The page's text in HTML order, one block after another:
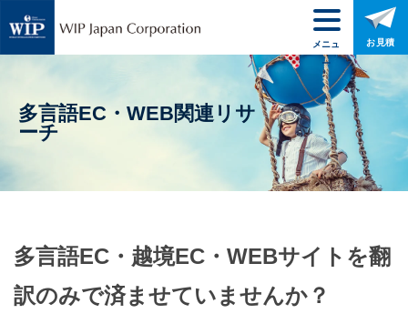
多言語EC・WEB関連リサ
ーチ
多言語EC・越境EC・WEBサイトを翻
訳のみで済ませていませんか？
メニュ
ー
お見積